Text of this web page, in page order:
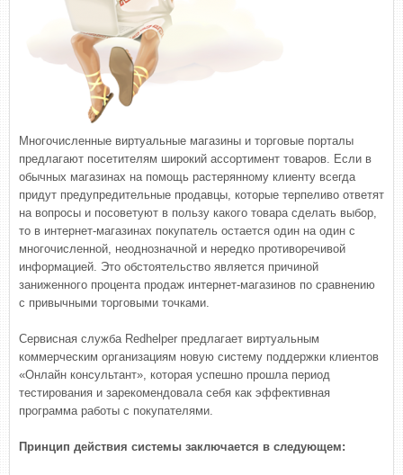
Многочисленные виртуальные магазины и торговые порталы
предлагают посетителям широкий ассортимент товаров. Если в
обычных магазинах на помощь растерянному клиенту всегда
придут предупредительные продавцы, которые терпеливо ответят
на вопросы и посоветуют в пользу какого товара сделать выбор,
то в интернет-магазинах покупатель остается один на один с
многочисленной, неоднозначной и нередко противоречивой
информацией. Это обстоятельство является причиной
заниженного процента продаж интернет-магазинов по сравнению
с привычными торговыми точками.
Сервисная служба Redhelper предлагает виртуальным
коммерческим организациям новую систему поддержки клиентов
«Онлайн консультант», которая успешно прошла период
тестирования и зарекомендовала себя как эффективная
программа работы с покупателями.
Принцип действия системы заключается в следующем: